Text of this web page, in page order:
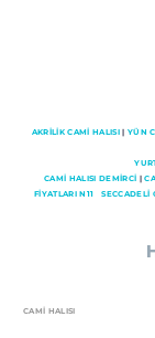
AKRİLİK CAMİ HALISI| YÜN
CAMI HALISI DEMİRCİ |
FİYATLARI N11
SECCADELI
CAMİ HALISI